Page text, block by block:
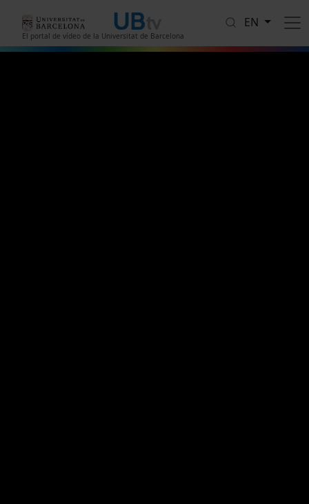
El portal de vídeo de la Universitat de Barcelona
EN